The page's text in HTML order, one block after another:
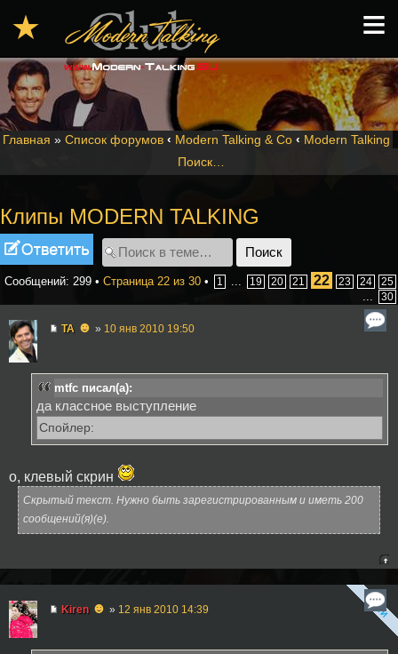
Главная » Список форумов ‹ Modern Talking & Co ‹ Modern Talking
Поиск…
Клипы MODERN TALKING
Ответить
Сообщений: 299 • Страница 22 из 30 • 1 19 20 21 22 23 24 25
30
TA ☻ » 10 янв 2010 19:50
mtfc писал(а):
да классное выступление
Спойлер:
о, клевый скрин
Скрытый текст. Нужно быть зарегистрированным и иметь 200
сообщений(я)(е).
Kiren ☻ » 12 янв 2010 14:39
★ ≡